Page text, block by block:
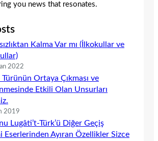
you news that resonates.
Kalma Var mı (İlkokullar ve
2022
Türünün Ortaya Çıkması ve
Etkili Olan Unsurları
2019
Lugâti’t-Türk’ü Diğer Geçiş
Eserlerinden Ayıran Özellikler Sizce